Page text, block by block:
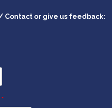
or give us feedback:
*